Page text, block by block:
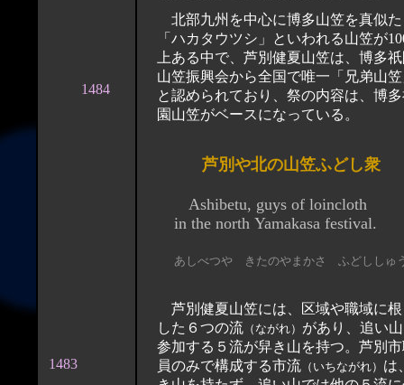
1484
1483
北部九州を中心に博多山笠を真似た
「ハカタウツシ」といわれる山笠が
上ある中で、芦別健夏山笠は、博多
山笠振興会から全国で唯一「兄弟山
と認められており、祭の内容は、博
園山笠がベースになっている。
芦別や北の山笠ふどし衆
Ashibetu, guys of loincloth
in the north Yamakasa festival.
あしべつや きたのやまかさ ふどししゅ
芦別健夏山笠には、区域や職域に
した６つの流 （ながれ） があり、追い
参加する５流が舁き山を持つ。芦別
員のみで構成する市流 （いちながれ） は